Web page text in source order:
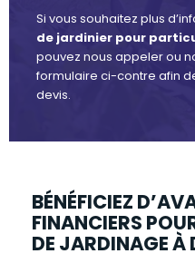
Si vous souhaitez plus
de jardinier pour
pouvez nous appeler ou
formulaire ci-contre afin
devis.
BÉNÉFICIEZ
FINANCIERS
DE JARDINAGE À